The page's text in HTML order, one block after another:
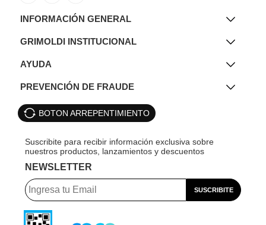
INFORMACIÓN GENERAL
GRIMOLDI INSTITUCIONAL
AYUDA
PREVENCIÓN DE FRAUDE
BOTON ARREPENTIMIENTO
NEWSLETTER